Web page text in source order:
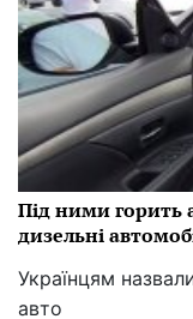
Під ними горить
дизельні
Українцям
авто